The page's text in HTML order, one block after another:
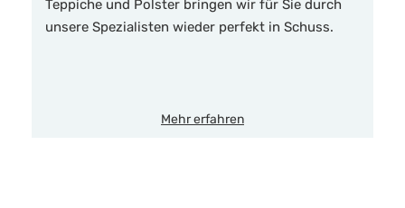
Teppiche und Polster bringen wir für Sie durch
unsere Spezialisten wieder perfekt in Schuss.
Mehr erfahren